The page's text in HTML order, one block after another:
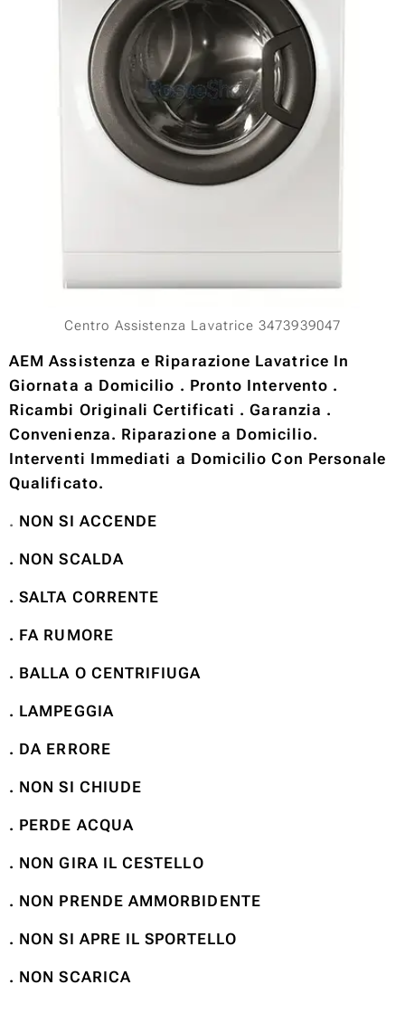
Centro Assistenza Lavatrice 3473939047
AEM Assistenza e Riparazione Lavatrice In
Giornata a Domicilio . Pronto Intervento .
Ricambi Originali Certificati . Garanzia .
Convenienza. Riparazione a Domicilio.
Interventi Immediati a Domicilio Con Personale
Qualificato.
. NON SI ACCENDE
. NON SCALDA
. SALTA CORRENTE
. FA RUMORE
. BALLA O CENTRIFIUGA
. LAMPEGGIA
. DA ERRORE
. NON SI CHIUDE
. PERDE ACQUA
. NON GIRA IL CESTELLO
. NON PRENDE AMMORBIDENTE
. NON SI APRE IL SPORTELLO
. NON SCARICA